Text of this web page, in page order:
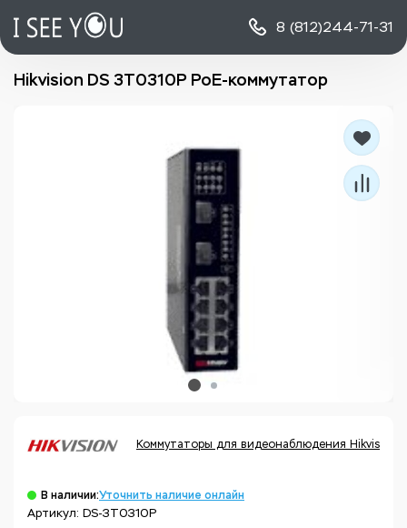
8 (812)244-71-31
Hikvision DS 3T0310P PoE-коммутатор
Коммутаторы для видеонаблюдения Hikvision
В наличии:Уточнить наличие онлайн
Артикул: DS-3T0310P